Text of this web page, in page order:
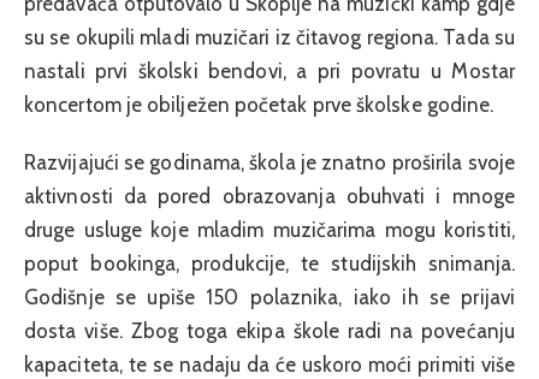
su se okupili mladi muzičari iz čitavog regiona. Tada su
nastali prvi školski bendovi, a pri povratu u Mostar
koncertom je obilježen početak prve školske godine.
Razvijajući se godinama, škola je znatno proširila svoje
aktivnosti da pored obrazovanja obuhvati i mnoge
druge usluge koje mladim muzičarima mogu koristiti,
poput bookinga, produkcije, te studijskih snimanja.
Godišnje se upiše 150 polaznika, iako ih se prijavi
dosta više. Zbog toga ekipa škole radi na povećanju
kapaciteta, te se nadaju da će uskoro moći primiti više